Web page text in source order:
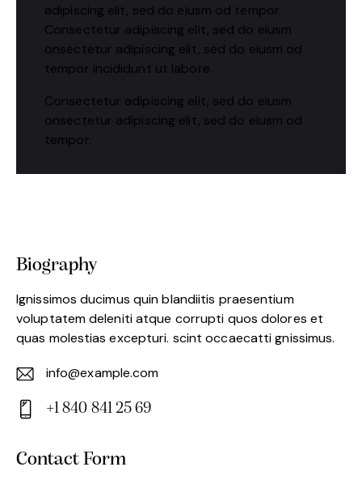
adipiscing elit, sed do eiusm od tempor.
Consectetur adipiscing elit, sed do eiusm
onsectetur adipiscing elit, sed do eiusm od
tempor incididunt ut labore.
Consectetur adipiscing elit, sed do eiusm
onsectetur adipiscing elit, sed do eiusm od
tempor.
Biography
Ignissimos ducimus quin blandiitis praesentium
voluptatem deleniti atque corrupti quos dolores et
quas molestias excepturi. scint occaecatti gnissimus.
E-
m
info@example.com
on
+1 840 841 25 69
Contact Form